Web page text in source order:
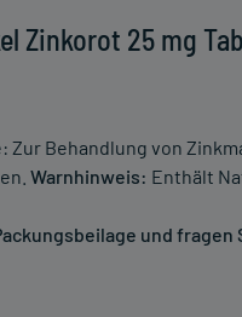
Zinkorot 25 mg
Zur Behandlung von
Warnhinweis: Enthält
und fragen